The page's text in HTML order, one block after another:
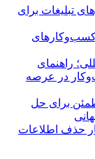
تبلیغات برای
کسب‌وکارهای
راهنمای
در عرصه
برای حل
حذف اطلاعات